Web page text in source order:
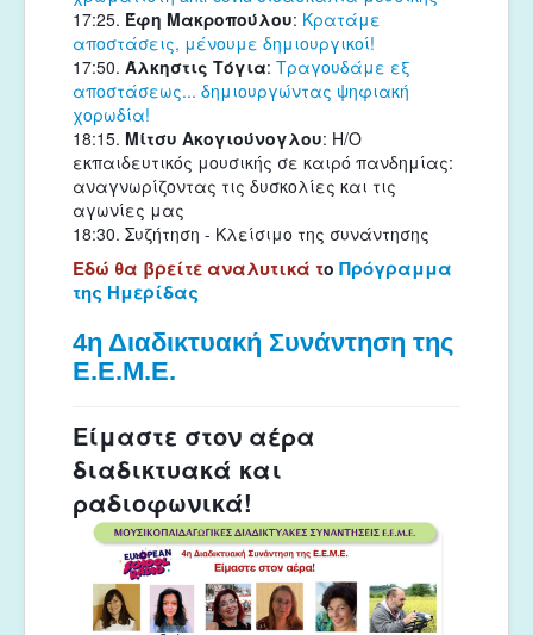
17:25. Έφη Μακροπούλου: Κρατάμε
αποστάσεις, μένουμε δημιουργικοί!
17:50. Άλκηστις Τόγια: Τραγουδάμε εξ
αποστάσεως... δημιουργώντας ψηφιακή
χορωδία!
18:15. Μίτσυ Ακογιούνογλου: Η/Ο
εκπαιδευτικός μουσικής σε καιρό πανδημίας:
αναγνωρίζοντας τις δυσκολίες και τις
αγωνίες μας
18:30. Συζήτηση - Κλείσιμο της συνάντησης
Εδώ θα βρείτε αναλυτικά το Πρόγραμμα
της Ημερίδας
4η Διαδικτυακή Συνάντηση της
Ε.Ε.Μ.Ε.
Είμαστε στον αέρα
διαδικτυακά και
ραδιοφωνικά!